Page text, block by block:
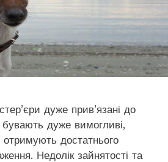
дуже прив’язані до
бувають дуже вимогливі,
достатнього
Недолік зайнятості та